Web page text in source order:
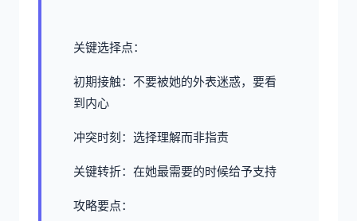
关键选择点：
初期接触：不要被她的外表迷惑，要看
到内心
冲突时刻：选择理解而非指责
关键转折：在她最需要的时候给予支持
攻略要点：